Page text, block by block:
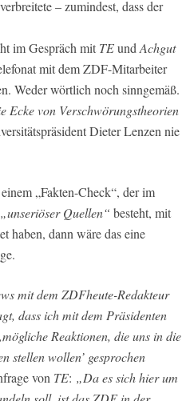
– zumindest, dass der
im Gespräch mit TEund Achgut
mit dem ZDF-Mitarbeiter
Weder wörtlich noch sinngemäß.
Ecke von Verschwörungstheorien
Dieter Lenzen nie
„Fakten-Check“, der im
„unseriöser Quellen“ besteht, mit
haben, dann wäre das eine
mit dem ZDFheute-Redakteur
dass ich mit dem Präsidenten
Reaktionen, die uns in die
stellen wollen’ gesprochen
von TE: „Da es sich hier um